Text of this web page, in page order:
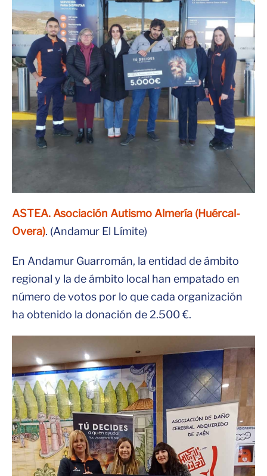
ASTEA. Asociación Autismo Almería (Huércal-
Overa). (Andamur El Límite)
En Andamur Guarromán, la entidad de ámbito
regional y la de ámbito local han empatado en
número de votos por lo que cada organización
ha obtenido la donación de 2.500 €.